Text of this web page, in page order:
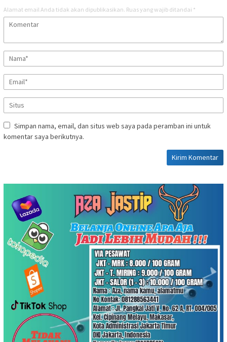
Alamat email Anda tidak akan dipublikasikan. Ruas yang wajib ditandai *
Simpan nama, email, dan situs web saya pada peramban ini untuk
komentar saya berikutnya.